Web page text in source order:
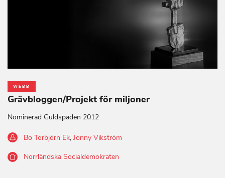
WEBB
Grävbloggen/Projekt för miljoner
Nominerad Guldspaden 2012
Bo Torbjörn Ek,Jonny Vikström
Norrländska Socialdemokraten